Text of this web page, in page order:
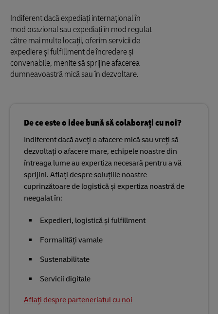
Indiferent dacă expediați internațional în
mod ocazional sau expediați în mod regulat
către mai multe locații, oferim servicii de
expediere și fulfillment de încredere și
convenabile, menite să sprijine afacerea
dumneavoastră mică sau în dezvoltare.
De ce este o idee bună să colaborați cu noi?
Indiferent dacă aveți o afacere mică sau vreți să
dezvoltați o afacere mare, echipele noastre din
întreaga lume au expertiza necesară pentru a vă
sprijini. Aflați despre soluțiile noastre
cuprinzătoare de logistică și expertiza noastră de
neegalat în:
Expedieri, logistică și fulfillment
Formalități vamale
Sustenabilitate
Servicii digitale
Aflați despre parteneriatul cu noi